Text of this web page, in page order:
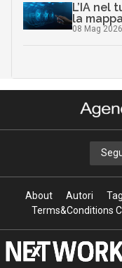
L’IA nel
la
08 Mag 2026
About Autori
Terms&Conditions